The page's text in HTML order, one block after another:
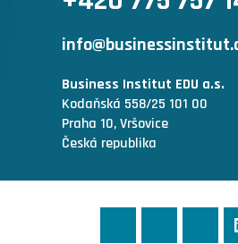
Business Institut EDU a.s.
Kodaňská 558/25 101 00
Praha 10, Vršovice
Česká republika